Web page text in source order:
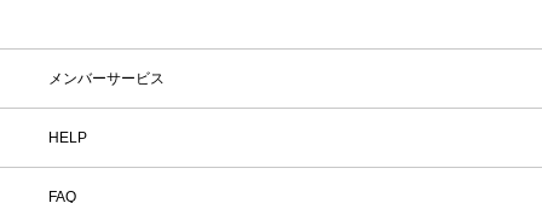
メンバーサービス
HELP
FAQ